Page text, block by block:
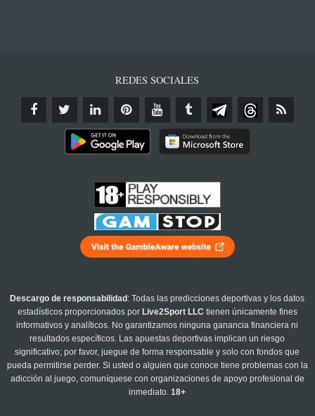
REDES SOCIALES
Descargo de responsabilidad : Todas las predicciones deportivas y los datos
estadísticos proporcionados por Live2Sport LLC tienen únicamente fines
informativos y analíticos. No garantizamos ninguna ganancia financiera ni
resultados específicos. Las apuestas deportivas implican un riesgo
significativo; por favor, juegue de forma responsable y solo con fondos que
pueda permitirse perder. Si usted o alguien que conoce tiene problemas con la
adicción al juego, comuníquese con organizaciones de apoyo profesional de
inmediato.18+